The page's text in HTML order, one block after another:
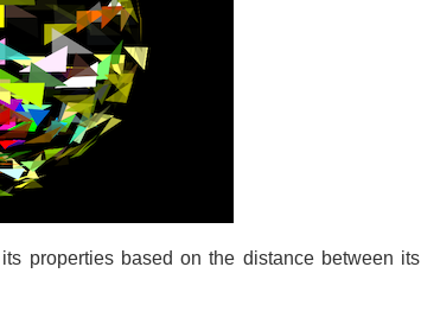
properties based on the distance between its